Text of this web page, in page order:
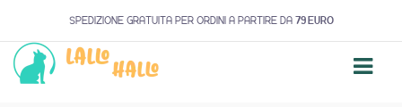
SPEDIZIONE GRATUITA PER ORDINI A PARTIRE DA 79 EURO